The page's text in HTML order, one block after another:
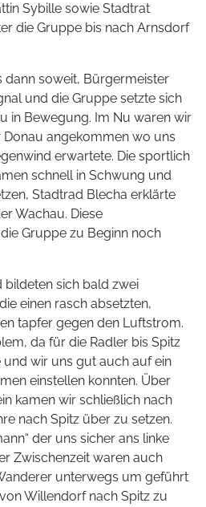
Sybille sowie Stadtrat
die Gruppe bis nach Arnsdorf
dann soweit, Bürgermeister
und die Gruppe setzte sich
in Bewegung. Im Nu waren wir
angekommen wo uns
erwartete. Die sportlich
schnell in Schwung und
Stadtrad Blecha erklärte
Wachau. Diese
Gruppe zu Beginn noch
bildeten sich bald zwei
einen rasch absetzten,
tapfer gegen den Luftstrom.
da für die Radler bis Spitz
wir uns gut auch auf ein
einstellen konnten. Über
kamen wir schließlich nach
nach Spitz über zu setzen.
der uns sicher ans linke
Zwischenzeit waren auch
unterwegs um geführt
Willendorf nach Spitz zu